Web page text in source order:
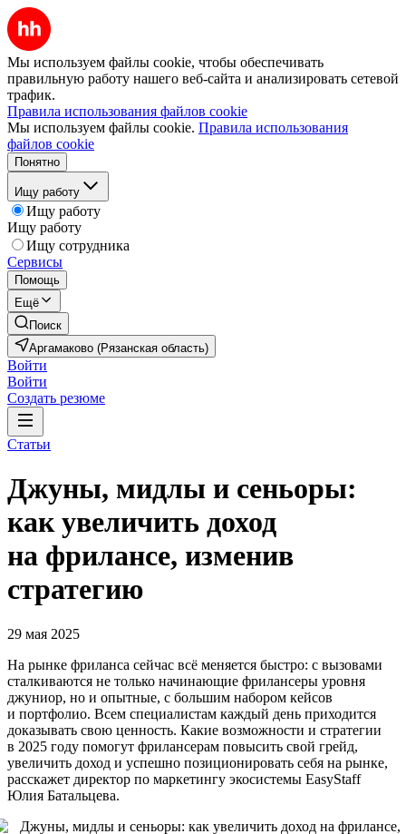
Мы используем файлы cookie, чтобы обеспечивать
правильную работу нашего веб-сайта и анализировать сетевой
трафик.
Правила использования файлов cookie
Мы используем файлы cookie. Правила использования
файлов cookie
Понятно
Ищу работу
Ищу работу
Ищу работу
Ищу сотрудника
Сервисы
Помощь
Ещё
Поиск
Аргамаково (Рязанская область)
Войти
Войти
Создать резюме
Статьи
Джуны, мидлы и сеньоры:
как увеличить доход
на фрилансе, изменив
стратегию
29 мая 2025
На рынке фриланса сейчас всё меняется быстро: с вызовами
сталкиваются не только начинающие фрилансеры уровня
джуниор, но и опытные, с большим набором кейсов
и портфолио. Всем специалистам каждый день приходится
доказывать свою ценность. Какие возможности и стратегии
в 2025 году помогут фрилансерам повысить свой грейд,
увеличить доход и успешно позиционировать себя на рынке,
расскажет директор по маркетингу экосистемы EasyStaff
Юлия Батальцева.